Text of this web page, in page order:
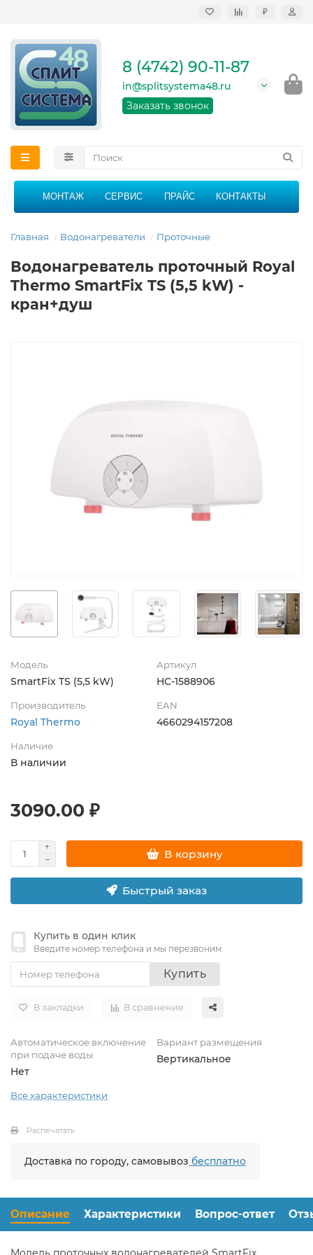
₽
кондиционеров в
области
График работы: 9:00 -
21:00 без перерыва и
8 (4742) 90-11-87
in@splitsystema48.ru
Заказать звонок
МОНТАЖ СЕРВИС ПРАЙС КОНТАКТЫ
Главная Водонагреватели Проточные
Водонагреватель проточный Royal
Thermo SmartFix TS (5,5 kW) -
кран+душ
Модель
SmartFix TS (5,5 kW)
Артикул
НС-1588906
Производитель
Royal Thermo
EAN
4660294157208
Наличие
В наличии
3090.00 ₽
В корзину
Быстрый заказ
Купить в один клик
Введите номер телефона и мы перезвоним
Купить
В закладки В сравнение
Автоматическое включение
при подаче воды
Нет
Вариант размещения
Вертикальное
Все характеристики
Распечатать
Доставка по городу, самовывоз бесплатно
Описание Характеристики Вопрос-ответ